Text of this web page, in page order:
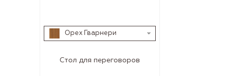
Орех Гварнери
Стол для переговоров